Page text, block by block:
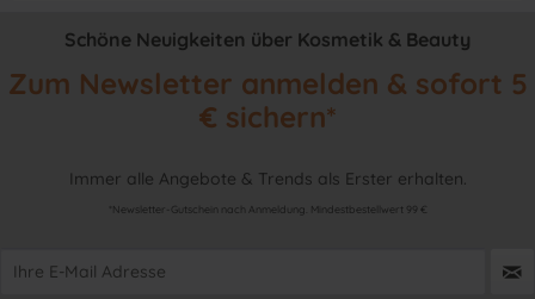
Originalprodukt vom Hersteller
Schöne Neuigkeiten über Kosmetik & Beauty
Zum Newsletter anmelden & sofort 5
€ sichern*
Immer alle Angebote & Trends als Erster erhalten.
*Newsletter-Gutschein nach Anmeldung. Mindestbestellwert 99 €